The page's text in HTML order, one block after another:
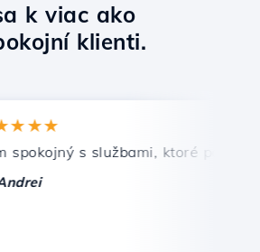
k viac ako
klienti.
podpora.
s službami, ktoré ponúka